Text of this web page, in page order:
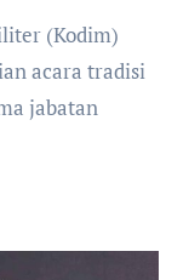
acara tradisi
jabatan